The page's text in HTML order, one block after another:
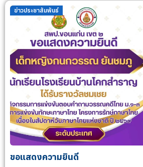
ข่าวประชาสัมพันธ์
ขอแสดงความยินดี